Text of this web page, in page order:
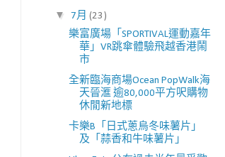
▼ 7月 (23)
樂富廣場「SPORTIVAL運動嘉年
華」VR跳傘體驗飛越香港鬧
市
全新臨海商場Ocean PopWalk海
天晉滙 逾80,000平方呎購物
休閒新地標
卡樂B「日式蔥烏冬味薯片」
及「蒜香和牛味薯片」